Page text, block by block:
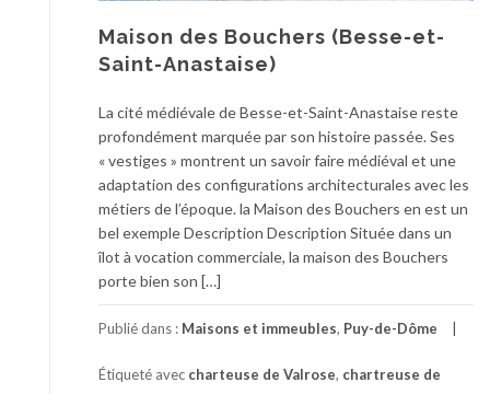
Maison des Bouchers (Besse-et-
Saint-Anastaise)
La cité médiévale de Besse-et-Saint-Anastaise reste
profondément marquée par son histoire passée. Ses
« vestiges » montrent un savoir faire médiéval et une
adaptation des configurations architecturales avec les
métiers de l’époque. la Maison des Bouchers en est un
bel exemple Description Description Située dans un
îlot à vocation commerciale, la maison des Bouchers
porte bien son […]
Publié dans : Maisons et immeubles, Puy-de-Dôme
Étiqueté avec charteuse de Valrose, chartreuse de